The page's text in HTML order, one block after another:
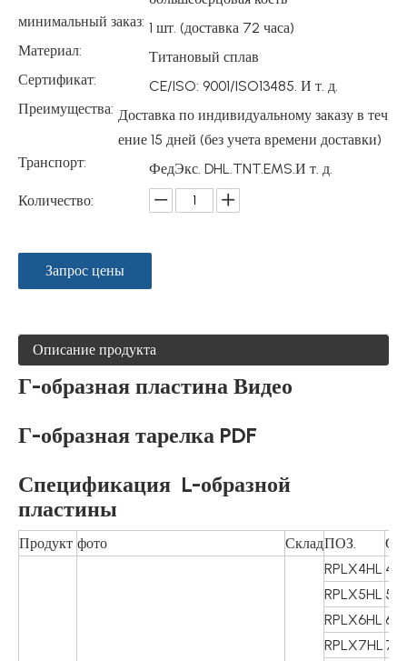
минимальный заказ: 1 шт. (доставка 72 часа)
Материал:
Титановый сплав
Сертификат:
CE/ISO: 9001/ISO13485. И т. д.
Преимущества: Доставка по индивидуальному заказу в теч
ение 15 дней (без учета времени доставки)
Транспорт:
ФедЭкс. DHL.TNT.EMS.И т. д.
Количество:
Запрос цены
Описание продукта
Г-образная пластина Видео
Г-образная тарелка PDF
Спецификация L-образной
пластины
Продукт фото СкладПОЗ.
RPLX4HL 4Ч
RPLX5HL 5Ч
RPLX6HL 6Ч
RPLX7HL 7Ч